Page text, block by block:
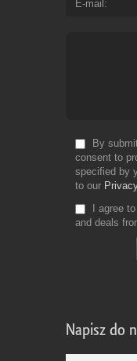
E-mail
By
consent to
specified by
to our
I agree
and deals
Napisz do